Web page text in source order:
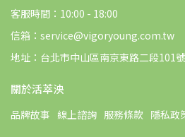
客服時間：10:00 - 18:00
信箱：service@vigoryoung.com.tw
地址：台北市中山區南京東路二段101
關於活萃泱
品牌故事 線上諮詢 服務條款 隱私政